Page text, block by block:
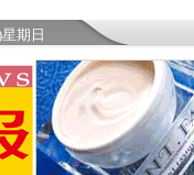
期日